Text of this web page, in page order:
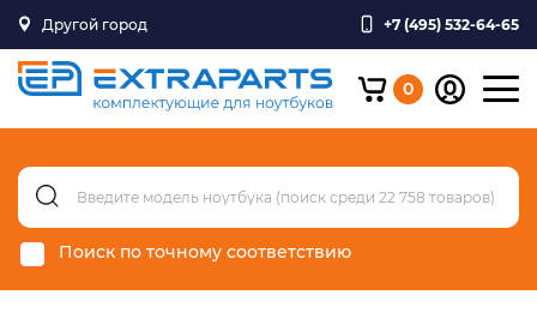
Другой город +7 (495) 532-64-65
0
Поиск по точному соответствию